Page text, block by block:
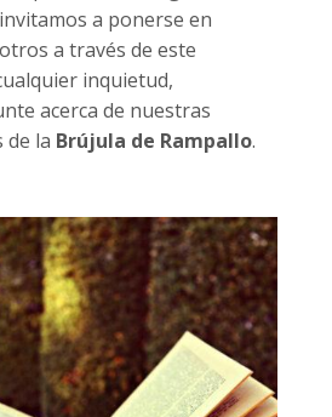
a ponerse en
a través de este
inquietud,
acerca de nuestras
de la Brújula de Rampallo.